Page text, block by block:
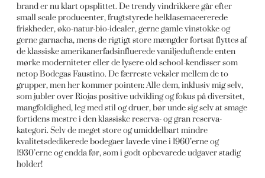
brand er nu klart opsplittet. De trendy vindrikkere går efter
small scale producenter, frugtstyrede helklasemacererede
friskheder, øko-natur-bio-idealer, gerne gamle vinstokke og
gerne garnacha, mens de rigtigt store mængder fortsat flyttes af
de klassiske amerikanerfadsinfluerede vaniljeduftende enten
mørke moderniteter eller de lysere old school-kendisser som
netop Bodegas Faustino. De færreste veksler mellem de to
grupper, men her kommer pointen: Alle dem, inklusiv mig selv,
som jubler over Riojas positive udvikling og fokus på diversitet,
mangfoldighed, leg med stil og druer, bør unde sig selv at smage
fortidens mestre i den klassiske reserva- og gran reserva-
kategori. Selv de meget store og umiddelbart mindre
kvalitetsdedikerede bodegaer lavede vine i 1960’erne og
1930’erne og endda før, som i godt opbevarede udgaver stadig
holder!